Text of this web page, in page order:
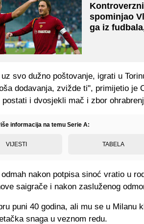
spominjao
ga iz
svo dužno poštovanje, igrati u
dodavanja, zvižde ti", primijetio je
postati i dvosjekli mač i zbor
informacija na temu Serie A:
VIJESTI TABELA
nakon potpisa sinoć vratio u
saigrače i nakon zasluženog
puni 40 godina, ali mu se u Milanu
snaga u veznom redu.